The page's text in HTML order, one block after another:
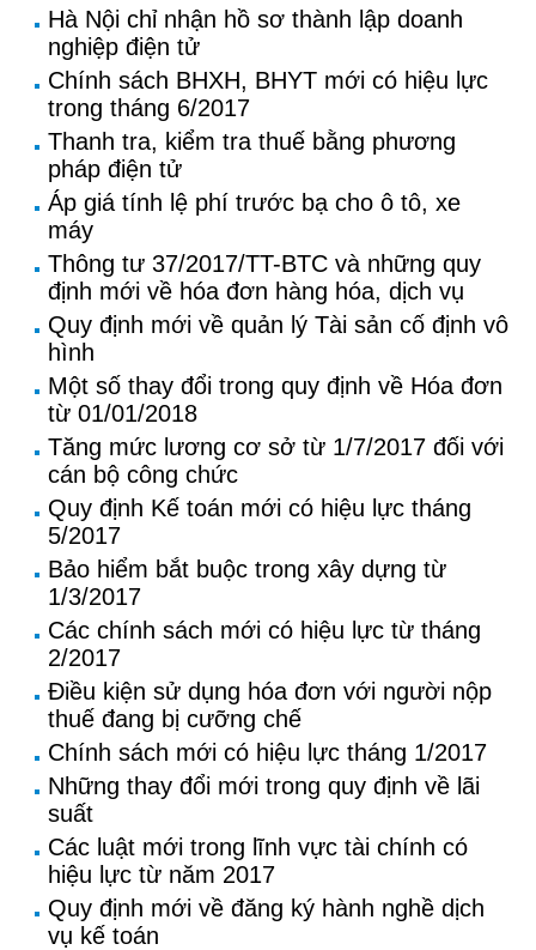
Hà Nội chỉ nhận hồ sơ thành lập doanh
nghiệp điện tử
Chính sách BHXH, BHYT mới có hiệu lực
trong tháng 6/2017
Thanh tra, kiểm tra thuế bằng phương
pháp điện tử
Áp giá tính lệ phí trước bạ cho ô tô, xe
máy
Thông tư 37/2017/TT-BTC và những quy
định mới về hóa đơn hàng hóa, dịch vụ
Quy định mới về quản lý Tài sản cố định vô
hình
Một số thay đổi trong quy định về Hóa đơn
từ 01/01/2018
Tăng mức lương cơ sở từ 1/7/2017 đối với
cán bộ công chức
Quy định Kế toán mới có hiệu lực tháng
5/2017
Bảo hiểm bắt buộc trong xây dựng từ
1/3/2017
Các chính sách mới có hiệu lực từ tháng
2/2017
Điều kiện sử dụng hóa đơn với người nộp
thuế đang bị cưỡng chế
Chính sách mới có hiệu lực tháng 1/2017
Những thay đổi mới trong quy định về lãi
suất
Các luật mới trong lĩnh vực tài chính có
hiệu lực từ năm 2017
Quy định mới về đăng ký hành nghề dịch
vụ kế toán